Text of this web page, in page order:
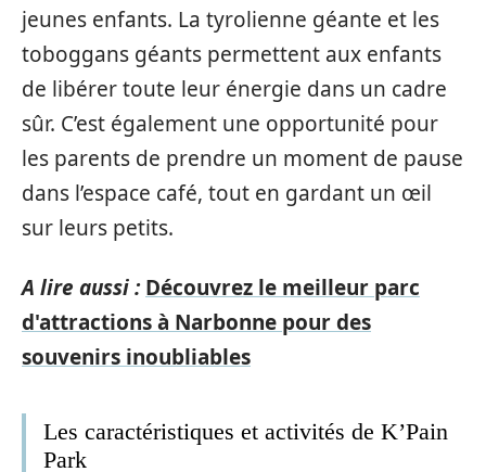
jeunes enfants. La tyrolienne géante et les
toboggans géants permettent aux enfants
de libérer toute leur énergie dans un cadre
sûr. C’est également une opportunité pour
les parents de prendre un moment de pause
dans l’espace café, tout en gardant un œil
sur leurs petits.
A lire aussi : Découvrez le meilleur parc
d'attractions à Narbonne pour des
souvenirs inoubliables
Les caractéristiques et activités de K’Pain
Park